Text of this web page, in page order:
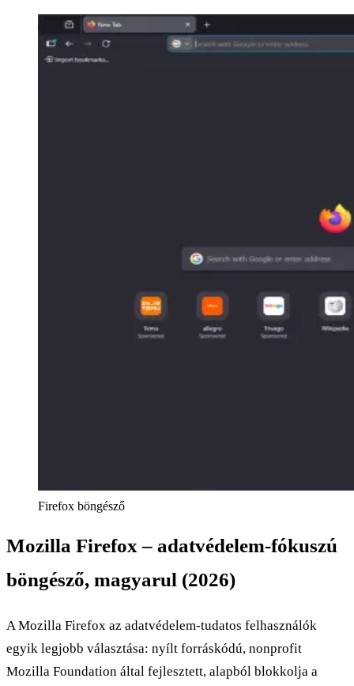
Firefox böngésző
Mozilla Firefox – adatvédelem-fókuszú
böngésző, magyarul (2026)
A Mozilla Firefox az adatvédelem-tudatos felhasználók
egyik legjobb választása: nyílt forráskódú, nonprofit
Mozilla Foundation által fejlesztett, alapból blokkolja a